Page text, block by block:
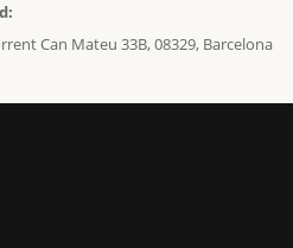
Can Mateu 33B, 08329, Barcelona